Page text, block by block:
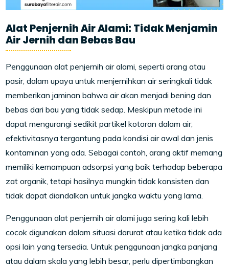
Alat Penjernih Air Alami: Tidak Menjamin
Air Jernih dan Bebas Bau
Penggunaan alat penjernih air alami, seperti arang atau
pasir, dalam upaya untuk menjernihkan air seringkali tidak
memberikan jaminan bahwa air akan menjadi bening dan
bebas dari bau yang tidak sedap. Meskipun metode ini
dapat mengurangi sedikit partikel kotoran dalam air,
efektivitasnya tergantung pada kondisi air awal dan jenis
kontaminan yang ada. Sebagai contoh, arang aktif memang
memiliki kemampuan adsorpsi yang baik terhadap beberapa
zat organik, tetapi hasilnya mungkin tidak konsisten dan
tidak dapat diandalkan untuk jangka waktu yang lama.
Penggunaan alat penjernih air alami juga sering kali lebih
cocok digunakan dalam situasi darurat atau ketika tidak ada
opsi lain yang tersedia. Untuk penggunaan jangka panjang
atau dalam skala yang lebih besar, perlu dipertimbangkan